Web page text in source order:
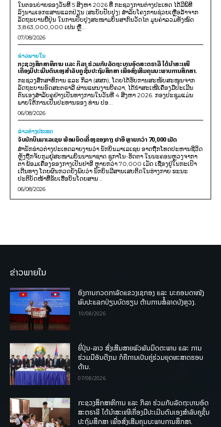
ໃນຕອນບ່າຍຂອງວັນທີ 5 ສິງຫາ 2026 ທີ່ ກະຊວງການຕ່າງປະເທດ ໄດ້ມີພິທີ
ລົງນາມເອກະສານແລກປ່ຽນ (ສະບັບປັບປຸງ) ສໍາລັບໂຄງການຊ່ວຍເຫຼືອລ້າຈາກ
ລັດຖະບານຍີ່ປຸ່ນ ໃນການປັບປຸງສະໜາມບິນສາກົນວັດໄຕ ມູນຄ່າລວມທັງໝົດ
3,863,000,000 ເຢນ ຫຼື...
07/08/2026
ຂ່າວພາຍ​ໃນ
ກະຊວງສຶກສາທິການ ແລະ ກິລາ ຮ່ວມກັບລັດຖະບານອົດສະຕຣາລີ ໄດ້ນຳສະເໜີ
ເຄື່ອງມືປະເມີນຕົນເອງສຳລັບຄູຊັ້ນປະຖົມສຶກສາ ເພື່ອສົ່ງເສີມຄຸນນະພາບການສຶກສາ.
ກະຊວງສຶກສາທິການ ແລະ ກິລາ (ສສກ), ໂດຍໄດ້ຮັບການສະໜັບສະໜູນຈາກ
ລັດຖະບານອົດສະຕຣາລີ ຜ່ານແຜນງານບີຄວາ, ໄດ້ນຳສະເໜີເຄື່ອງມືປະເມີນ
ຕົນເອງສຳລັບຄູຢ່າງເປັນທາງການໃນວັນທີ 4 ສິງຫາ 2026. ກອງປະຊຸມແມ່ນ
ພາຍໃຕ້ການເປັນປະທານຂອງ ທ່ານ ປອ...
06/08/2026
ຂ່າວຕ່າງປະເທດ
ຈັບນັກບິນມາເລເຊຍ ພ້ອມຍຶດເຄື່ອງຂອງກາງ ຢາອີ ຫຼາຍກວ່າ 70,000 ເມັດ
ສຳນັກຂ່າວຕ່າງປະເທດລາຍງານວ່າ ນັກບິນມາເລເຊຍ ອາດຖືກໂທດປະຫານຊີວິດ
ຫຼັງຖືກຈັບກຸມຢູ່ສະໜາມບິນນານາຊາດ ຊູກາໂນ-ຮັດຕາ ໃນນະຄອນຫຼວງຈາກາ
ຕາ ພ້ອມເຄື່ອງຂອງກາງເປັນຢາອີ ຫຼາຍກວ່າ 70,000 ເມັດ ເຊື່ອງຢູ່ໃນກະເປົາ
ເດີນທາງ ໂດຍຜົນກວດຍັງພົບວ່າ ນັກບິນມີສານເສບຕິດໃນຮ່າງກາຍ ຂະນະ
ປະຕິບັດໜ້າທີ່ຂັບເຮືອບິນໂດຍສານ...
06/08/2026
ຂ່າວພາຍໃນ
ອົງການກວດກາລັດແຂວງເຊກອງ ແລະ ນະຄອນດາໜັງ
ພົບປະແລກປ່ຽນບົດຮຽນ ຕ້ານການສໍ້ລາດບັງຫຼວງ.
10/08/2026
ຍີ່ປຸ່ນ-ລາວ ສົ່ງເສີມສາຍພົວພັນມິດຕະພາບ ແລະ ການ
ຮ່ວມມືອັນດີງາມ ກໍຄືການເປັນຄູ່ຮ່ວມຍຸດທະສາດຮອບ
ດ້ານ.
07/08/2026
ກະຊວງສຶກສາທິການ ແລະ ກິລາ ຮ່ວມກັບລັດຖະບານອົດ
ສະຕຣາລີ ໄດ້ນຳສະເໜີເຄື່ອງມືປະເມີນຕົນເອງສຳລັບຄູຊັ້ນ
ປະຖົມສຶກສາ ເພື່ອສົ່ງເສີມຄຸນນະພາບການສຶກສາ.